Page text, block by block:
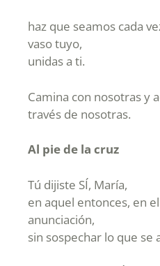
haz que seamos cada
vaso tuyo,
unidas a ti.
Camina con nosotras y
través de nosotras.
Al pie de la cruz
Tú dijiste SÍ, María,
en aquel entonces, en
anunciación,
sin sospechar lo que se